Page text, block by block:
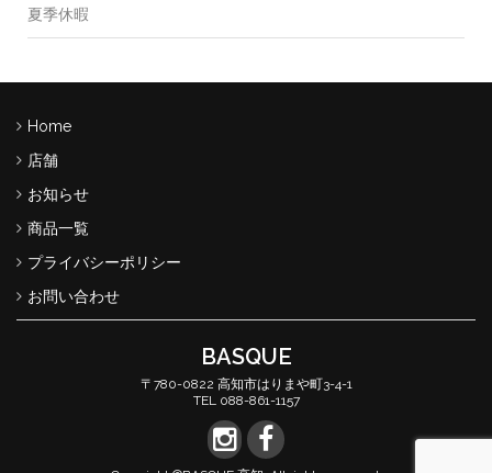
夏季休暇
Home
店舗
お知らせ
商品一覧
プライバシーポリシー
お問い合わせ
BASQUE
〒780-0822 高知市はりまや町3-4-1
TEL 088-861-1157